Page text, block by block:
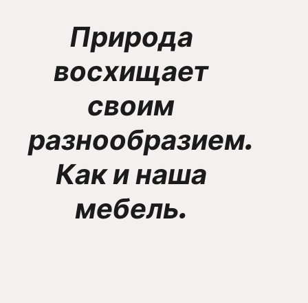
Природа
восхищает
своим
разнообразием.
Как и наша
мебель.